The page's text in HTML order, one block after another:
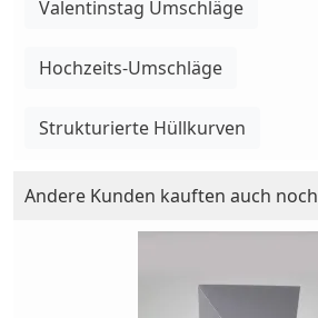
Valentinstag Umschläge
Hochzeits-Umschläge
Strukturierte Hüllkurven
Andere Kunden kauften auch noch